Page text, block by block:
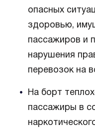
опасных
здоровью,
пассажиров и
нарушения
перевозок на
На борт
пассажиры в